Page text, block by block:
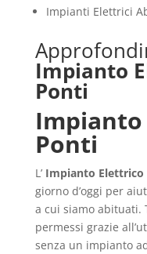
Impianti Elettrici
Impianto
Ponti
Ponti
L’ Impianto Elettrico
giorno d’oggi per
a cui siamo abituati.
permessi grazie
senza un impianto